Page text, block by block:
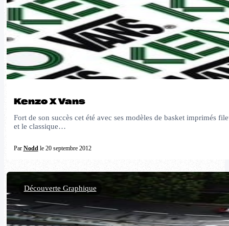
Kenzo X Vans
Fort de son succès cet été avec ses modèles de basket imprimés
et le classique…
Par Noddle 20 septembre 2012
Découverte Graphique